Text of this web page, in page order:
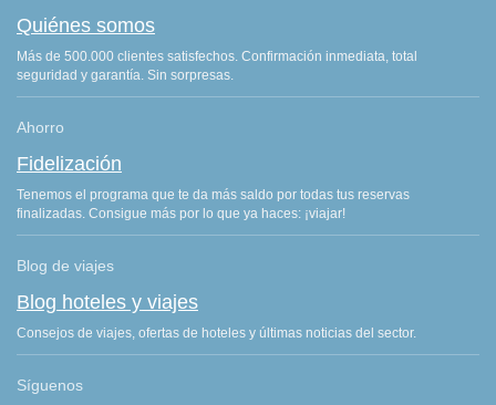
Quiénes somos
Más de 500.000 clientes satisfechos. Confirmación inmediata, total
seguridad y garantía. Sin sorpresas.
Ahorro
Fidelización
Tenemos el programa que te da más saldo por todas tus reservas
finalizadas. Consigue más por lo que ya haces: ¡viajar!
Blog de viajes
Blog hoteles y viajes
Consejos de viajes, ofertas de hoteles y últimas noticias del sector.
Síguenos